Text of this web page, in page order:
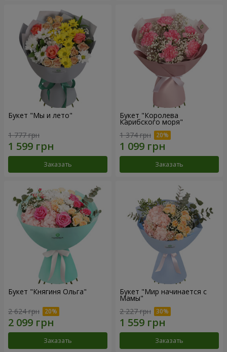
Букет "Мы и лето"
1 777 грн
Заказать
Букет "Королева
Карибского моря"
1 374 грн
Заказать
Букет "Княгиня Ольга"
2 624 грн
Заказать
Букет "Мир начинается с
Мамы"
2 227 грн
Заказать